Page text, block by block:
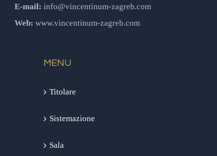
E-mail: info@vincentinum-zagreb.com
Web: www.vincentinum-zagreb.com
MENU
Titolare
Sistemazione
Sala